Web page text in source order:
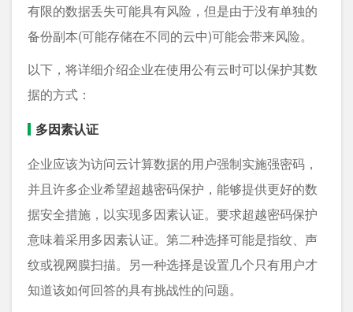
有限的数据丢失可能具有风险，但是由于没有单独的
备份副本(可能存储在不同的云中)可能会带来风险。
以下，将详细介绍企业在使用公有云时可以保护其数
据的方式：
多因素认证
企业应该为访问云计算数据的用户强制实施强密码，
并且许多企业希望超越密码保护，能够提供更好的数
据安全措施，以实现多因素认证。要求超越密码保护
意味着采用多因素认证。第二种选择可能是指纹、声
纹或视网膜扫描。另一种选择是设置几个只有用户才
知道该如何回答的具有挑战性的问题。